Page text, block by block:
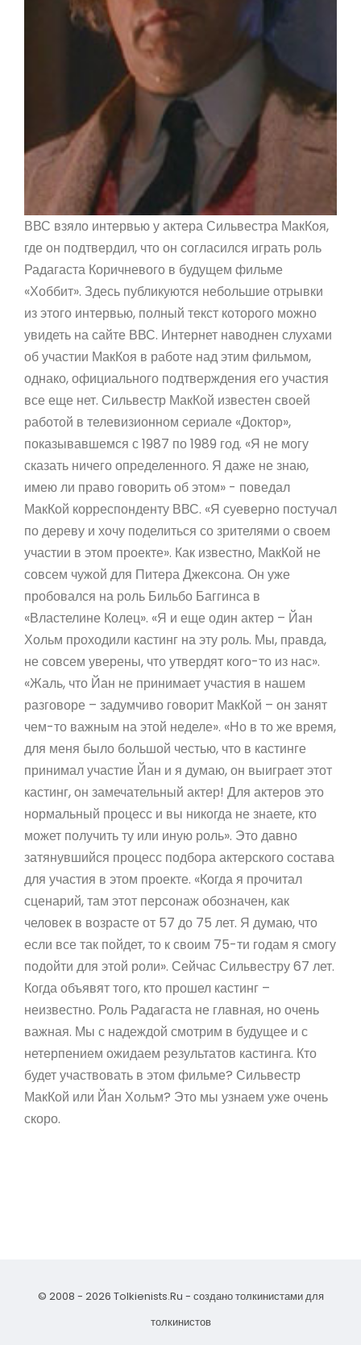
ВВС взяло интервью у актера Сильвестра МакКоя,
где он подтвердил, что он согласился играть роль
Радагаста Коричневого в будущем фильме
«Хоббит». Здесь публикуются небольшие отрывки
из этого интервью, полный текст которого можно
увидеть на сайте ВВС. Интернет наводнен слухами
об участии МакКоя в работе над этим фильмом,
однако, официального подтверждения его участия
все еще нет. Сильвестр МакКой известен своей
работой в телевизионном сериале «Доктор»,
показывавшемся с 1987 по 1989 год. «Я не могу
сказать ничего определенного. Я даже не знаю,
имею ли право говорить об этом» - поведал
МакКой корреспонденту ВВС. «Я суеверно постучал
по дереву и хочу поделиться со зрителями о своем
участии в этом проекте». Как известно, МакКой не
совсем чужой для Питера Джексона. Он уже
пробовался на роль Бильбо Баггинса в
«Властелине Колец». «Я и еще один актер – Йан
Хольм проходили кастинг на эту роль. Мы, правда,
не совсем уверены, что утвердят кого-то из нас».
«Жаль, что Йан не принимает участия в нашем
разговоре – задумчиво говорит МакКой – он занят
чем-то важным на этой неделе». «Но в то же время,
для меня было большой честью, что в кастинге
принимал участие Йан и я думаю, он выиграет этот
кастинг, он замечательный актер! Для актеров это
нормальный процесс и вы никогда не знаете, кто
может получить ту или иную роль». Это давно
затянувшийся процесс подбора актерского состава
для участия в этом проекте. «Когда я прочитал
сценарий, там этот персонаж обозначен, как
человек в возрасте от 57 до 75 лет. Я думаю, что
если все так пойдет, то к своим 75-ти годам я смогу
подойти для этой роли». Сейчас Сильвестру 67 лет.
Когда объявят того, кто прошел кастинг –
неизвестно. Роль Радагаста не главная, но очень
важная. Мы с надеждой смотрим в будущее и с
нетерпением ожидаем результатов кастинга. Кто
будет участвовать в этом фильме? Сильвестр
МакКой или Йан Хольм? Это мы узнаем уже очень
скоро.
© 2008 - 2026 Tolkienists.Ru - создано толкинистами для
толкинистов